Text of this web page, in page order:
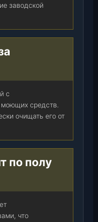
заводской
с
средств.
очищать его от
по полу
что